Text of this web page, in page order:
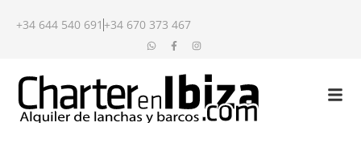
+34 644 540 691 +34 670 373 467